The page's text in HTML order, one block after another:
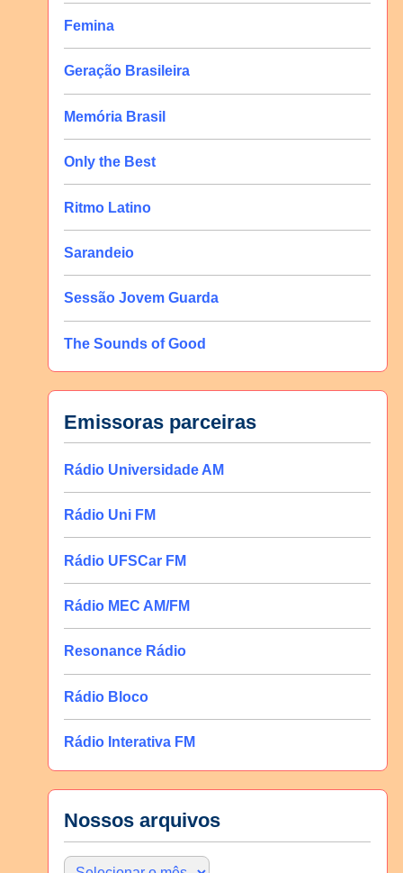
Femina
Geração Brasileira
Memória Brasil
Only the Best
Ritmo Latino
Sarandeio
Sessão Jovem Guarda
The Sounds of Good
Emissoras parceiras
Rádio Universidade AM
Rádio Uni FM
Rádio UFSCar FM
Rádio MEC AM/FM
Resonance Rádio
Rádio Bloco
Rádio Interativa FM
Nossos arquivos